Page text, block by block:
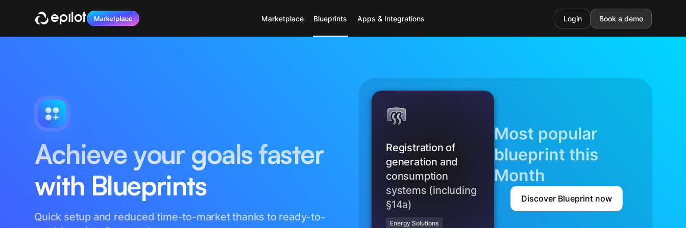
Marketplace Blueprints Apps & Integrations Login Book a demo
Achieve your goals faster
with Blueprints
Quick setup and reduced time-to-market thanks to ready-to-
Registration of
generation and
consumption
systems (including
§14a)
Energy Solutions
Most popular
blueprint this
Month
Discover Blueprint now